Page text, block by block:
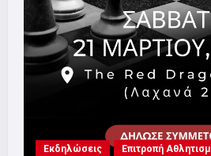
Εκδηλώσεις Επιτροπή